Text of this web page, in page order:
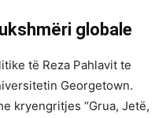
globale
të Reza Pahlavit te
Georgetown.
kryengritjes “Grua, Jetë,